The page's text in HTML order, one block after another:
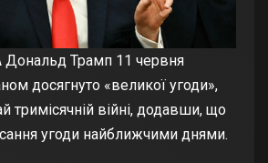
Трамп 11 червня
досягнуто «великої угоди»,
тримісячній війні, додавши, що
угоди найближчими днями.